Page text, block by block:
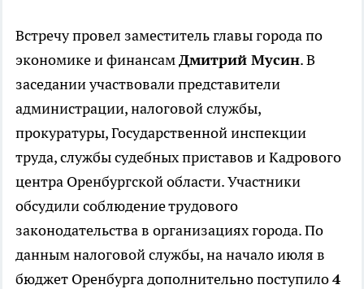
Встречу провел заместитель главы города по
экономике и финансамДмитрий Мусин. В
заседании участвовали представители
администрации, налоговой службы,
прокуратуры, Государственной инспекции
труда, службы судебных приставов и Кадрового
центра Оренбургской области. Участники
обсудили соблюдение трудового
законодательства в организациях города. По
данным налоговой службы, на начало июля в
бюджет Оренбурга дополнительно поступило4